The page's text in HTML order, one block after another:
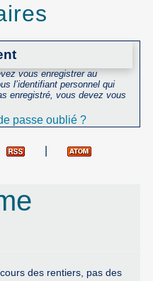
vous enregistrer au
l’identifiant personnel qui
enregistré, vous devez vous
passe oublié ?
des rentiers, pas des